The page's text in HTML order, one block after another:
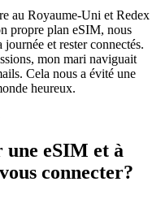
au Royaume-Uni et Redex
propre plan eSIM, nous
et rester connectés.
mon mari naviguait
Cela nous a évité une
heureux.
une eSIM et à
connecter?